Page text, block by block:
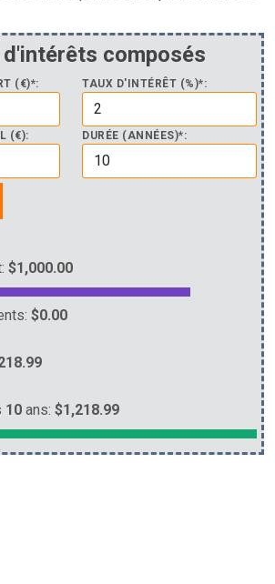
composés
(€)*: TAUX D'INTÉRÊT (%)*:
(€): DURÉE (ANNÉES)*:
$1,000.00
$0.00
10 ans: $1,218.99